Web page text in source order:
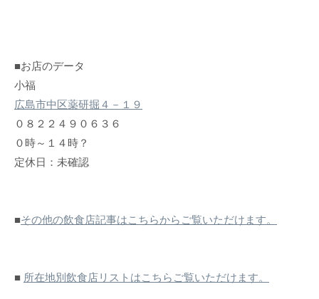
■お店のデータ
小福
広島市中区薬研掘４－１９
０８２２４９０６３６
０時～１４時？
定休日：未確認
■その他の飲食店記事はこちらからご覧いただけます。
■ 所在地別飲食店リストはこちらご覧いただけます。